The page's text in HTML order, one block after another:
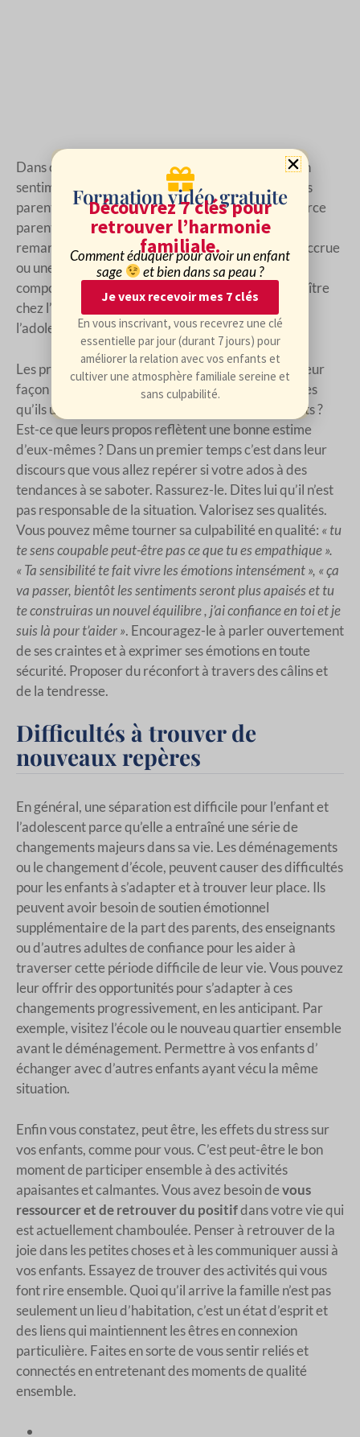
Dans certains cas, les enfants peuvent éprouver un
sentiment de culpabilité pour la séparation de leurs
parents. Ils peuvent se sentir responsables du divorce
parental, même si ce n’est pas le cas. Vous pouvez
remarquer des sautes d’humeur, une agressivité accrue
ou une régression comportementale. Des
comportements autodestructeurs peuvent apparaître
chez l’enfant mais plus particulièrement chez
l’adolescent.
Les premiers signaux d’alerte se perçoivent dans leur
façon de parler d’eux-mêmes. Quels sont les termes
qu’ils utilisent ? Sont-ils valorisants ou dévalorisants ?
Est-ce que leurs propos reflètent une bonne estime
d’eux-mêmes ? Dans un premier temps c’est dans leur
discours que vous allez repérer si votre ados à des
tendances à se saboter. Rassurez-le. Dites lui qu’il n’est
pas responsable de la situation. Valorisez ses qualités.
Vous pouvez même tourner sa culpabilité en qualité: « tu
te sens coupable peut-être pas ce que tu es empathique ».
« Ta sensibilité te fait vivre les émotions intensément », « ça
va passer, bientôt les sentiments seront plus apaisés et tu
te construiras un nouvel équilibre , j’ai confiance en toi et je
suis là pour t’aider ». Encouragez-le à parler ouvertement
de ses craintes et à exprimer ses émotions en toute
sécurité. Proposer du réconfort à travers des câlins et
de la tendresse.
Difficultés à trouver de
nouveaux repères
En général, une séparation est difficile pour l’enfant et
l’adolescent parce qu’elle a entraîné une série de
changements majeurs dans sa vie. Les déménagements
ou le changement d’école, peuvent causer des difficultés
pour les enfants à s’adapter et à trouver leur place. Ils
peuvent avoir besoin de soutien émotionnel
supplémentaire de la part des parents, des enseignants
ou d’autres adultes de confiance pour les aider à
traverser cette période difficile de leur vie. Vous pouvez
leur offrir des opportunités pour s’adapter à ces
changements progressivement, en les anticipant. Par
exemple, visitez l’école ou le nouveau quartier ensemble
avant le déménagement. Permettre à vos enfants d’
échanger avec d’autres enfants ayant vécu la même
situation.
Enfin vous constatez, peut être, les effets du stress sur
vos enfants, comme pour vous. C’est peut-être le bon
moment de participer ensemble à des activités
apaisantes et calmantes. Vous avez besoin devous
ressourcer et de retrouver du positifdans votre vie qui
est actuellement chamboulée. Penser à retrouver de la
joie dans les petites choses et à les communiquer aussi à
vos enfants. Essayez de trouver des activités qui vous
font rire ensemble. Quoi qu’il arrive la famille n’est pas
seulement un lieu d’habitation, c’est un état d’esprit et
des liens qui maintiennent les êtres en connexion
particulière. Faites en sorte de vous sentir reliés et
connectés en entretenant des moments de qualité
ensemble.
Formation vidéo gratuite
Découvrez 7 clés pour
retrouver l’harmonie
familiale.
Comment éduquer pour avoir un enfant
sage
et bien dans sa peau ?
Je veux recevoir mes 7 clés
En vous inscrivant, vous recevrez une clé
essentielle par jour (durant 7 jours) pour
améliorer la relation avec vos enfants et
cultiver une atmosphère familiale sereine et
sans culpabilité.